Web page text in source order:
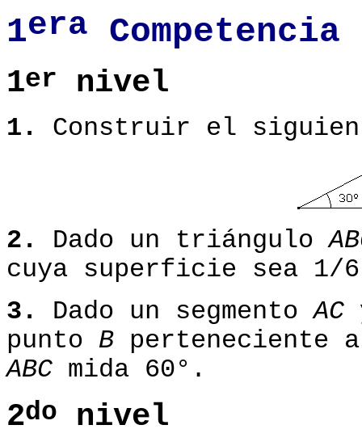
1era
1er nivel
1. Construir el
2. Dado un triángulo
cuya superficie sea
3.
Dado un segmentoAC
punto B perteneciente
ABC mida 60°.
2do nivel